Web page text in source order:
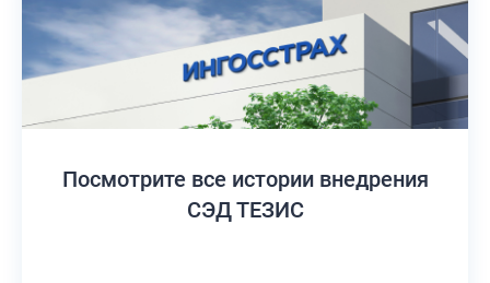
Посмотрите все историивнедрения
СЭД ТЕЗИС